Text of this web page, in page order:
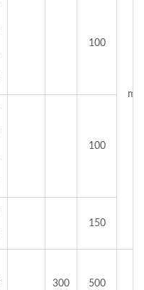
100
100
150
300 500